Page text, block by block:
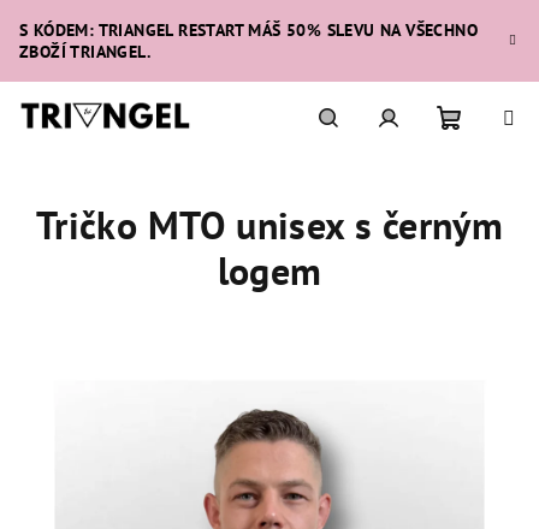
obsah
S KÓDEM: TRIANGEL RESTART MÁŠ 50% SLEVU NA VŠECHNO
ZBOŽÍ TRIANGEL.
košík
Tričko MTO unisex s černým
logem